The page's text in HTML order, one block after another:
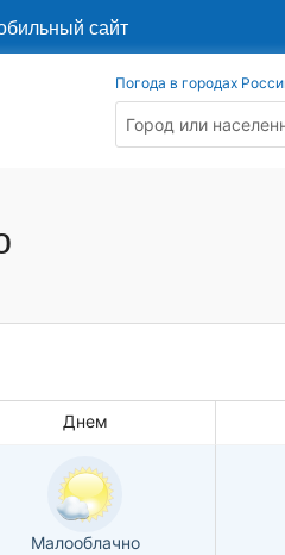
сайт
Погода в городах
Днем
Малооблачно